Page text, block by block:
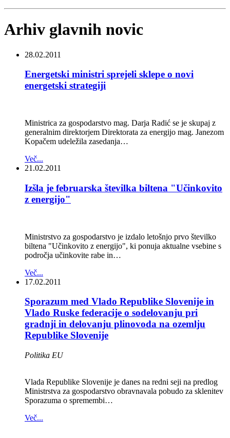
Arhiv glavnih novic
28.02.2011
Energetski ministri sprejeli sklepe o novi
energetski strategiji
Ministrica za gospodarstvo mag. Darja Radić se je skupaj z
generalnim direktorjem Direktorata za energijo mag. Janezom
Kopačem udeležila zasedanja…
Več...
21.02.2011
Izšla je februarska številka biltena "Učinkovito
z energijo"
Ministrstvo za gospodarstvo je izdalo letošnjo prvo številko
biltena "Učinkovito z energijo", ki ponuja aktualne vsebine s
področja učinkovite rabe in…
Več...
17.02.2011
Sporazum med Vlado Republike Slovenije in
Vlado Ruske federacije o sodelovanju pri
gradnji in delovanju plinovoda na ozemlju
Republike Slovenije
Politika EU
Vlada Republike Slovenije je danes na redni seji na predlog
Ministrstva za gospodarstvo obravnavala pobudo za sklenitev
Sporazuma o spremembi…
Več...